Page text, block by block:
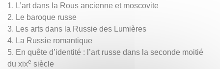
L’art dans la Rous ancienne et moscovite
Le baroque russe
Les arts dans la Russie des Lumières
La Russie romantique
En quête d’identité : l’art russe dans la seconde moitié
du xixe siècle